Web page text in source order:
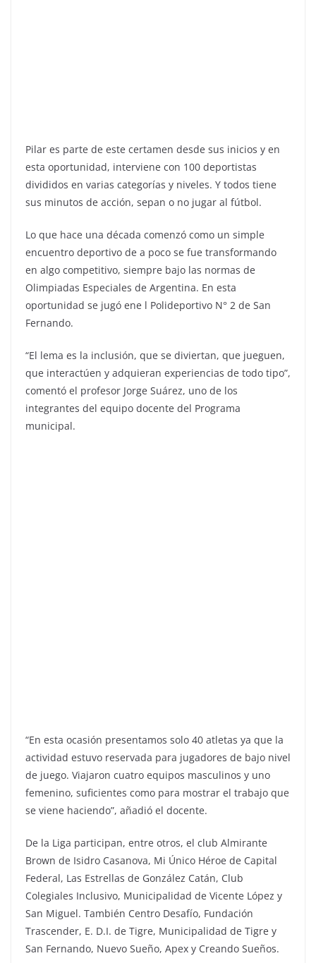
Pilar es parte de este certamen desde sus inicios y en
esta oportunidad, interviene con 100 deportistas
divididos en varias categorías y niveles. Y todos tiene
sus minutos de acción, sepan o no jugar al fútbol.
Lo que hace una década comenzó como un simple
encuentro deportivo de a poco se fue transformando
en algo competitivo, siempre bajo las normas de
Olimpiadas Especiales de Argentina. En esta
oportunidad se jugó ene l Polideportivo N° 2 de San
Fernando.
“El lema es la inclusión, que se diviertan, que jueguen,
que interactúen y adquieran experiencias de todo tipo”,
comentó el profesor Jorge Suárez, uno de los
integrantes del equipo docente del Programa
municipal.
“En esta ocasión presentamos solo 40 atletas ya que la
actividad estuvo reservada para jugadores de bajo nivel
de juego. Viajaron cuatro equipos masculinos y uno
femenino, suficientes como para mostrar el trabajo que
se viene haciendo”, añadió el docente.
De la Liga participan, entre otros, el club Almirante
Brown de Isidro Casanova, Mi Único Héroe de Capital
Federal, Las Estrellas de González Catán, Club
Colegiales Inclusivo, Municipalidad de Vicente López y
San Miguel. También Centro Desafío, Fundación
Trascender, E. D.I. de Tigre, Municipalidad de Tigre y
San Fernando, Nuevo Sueño, Apex y Creando Sueños.